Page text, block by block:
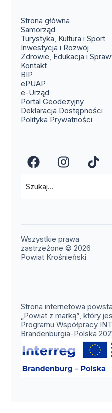
Strona główna
Samorząd
Turystyka, Kultura i Sport
Inwestycja i Rozwój
Zdrowie, Edukacja i
Kontakt(otwiera się w
BIP
ePUAP
e-Urząd
Portal Geodezyjny(otwiera
Deklaracja Dostępności
Polityka Prywatności
(otwiera się
Wszystkie prawa
zastrzeżone © 2026
Powiat Krośnieński
Strona internetowa
„Powiat z marką”, który
Programu Współpracy
Brandenburgia-Polska